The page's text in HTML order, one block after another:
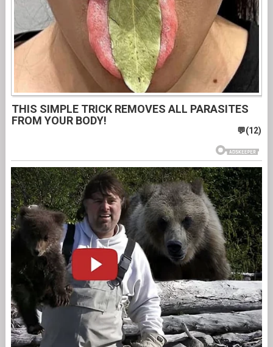
THIS SIMPLE TRICK REMOVES ALL PARASITES
FROM YOUR BODY!